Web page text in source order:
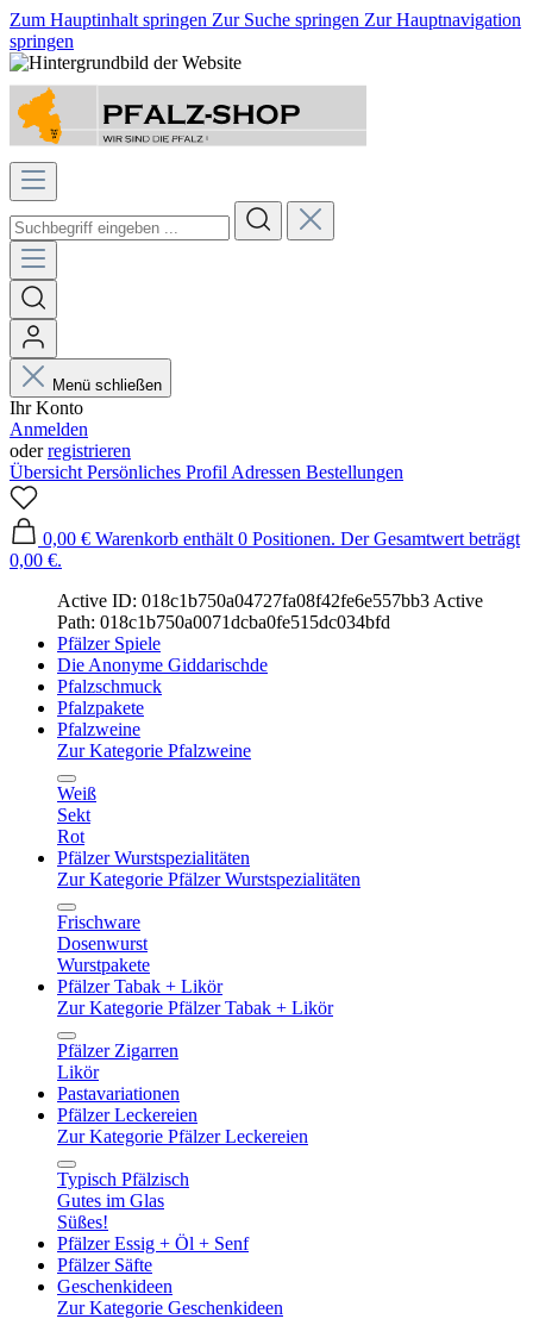
Zum Hauptinhalt springen Zur Suche springen Zur Hauptnavigation
springen
Menü schließen
Ihr Konto
Anmelden
oderregistrieren
Übersicht Persönliches Profil Adressen Bestellungen
0,00 € Warenkorb enthält 0 Positionen. Der Gesamtwert beträgt
0,00 €.
Active ID: 018c1b750a04727fa08f42fe6e557bb3 Active
Path: 018c1b750a0071dcba0fe515dc034bfd
Pfälzer Spiele
Die Anonyme Giddarischde
Pfalzschmuck
Pfalzpakete
Pfalzweine
Zur Kategorie Pfalzweine
Weiß
Sekt
Rot
Pfälzer Wurstspezialitäten
Zur Kategorie Pfälzer Wurstspezialitäten
Frischware
Dosenwurst
Wurstpakete
Pfälzer Tabak + Likör
Zur Kategorie Pfälzer Tabak + Likör
Pfälzer Zigarren
Likör
Pastavariationen
Pfälzer Leckereien
Zur Kategorie Pfälzer Leckereien
Typisch Pfälzisch
Gutes im Glas
Süßes!
Pfälzer Essig + Öl + Senf
Pfälzer Säfte
Geschenkideen
Zur Kategorie Geschenkideen